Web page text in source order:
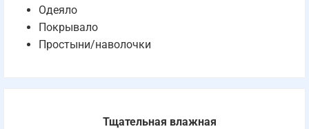
Одеяло
Покрывало
Простыни/наволочки
Тщательная влажная